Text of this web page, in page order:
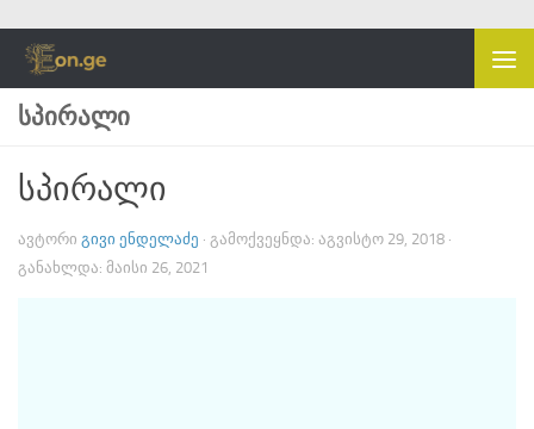
Skip to content
ᲡᲞᲘᲠᲐᲚᲘ
სპირალი
ᲐᲕᲢᲝᲠᲘ ᲒᲘᲕᲘ ᲔᲜᲓᲔᲚᲐᲫᲔ · ᲒᲐᲛᲝᲥᲕᲔᲧᲜᲓᲐ: ᲐᲒᲕᲘᲡᲢᲝ 29, 2018 ·
ᲒᲐᲜᲐᲮᲚᲓᲐ: ᲛᲐᲘᲡᲘ 26, 2021